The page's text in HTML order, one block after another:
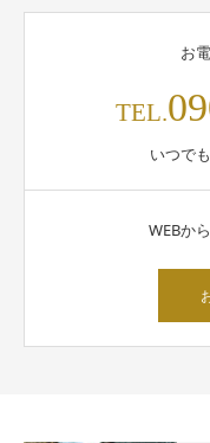
お
TEL.
いつで
WEBか